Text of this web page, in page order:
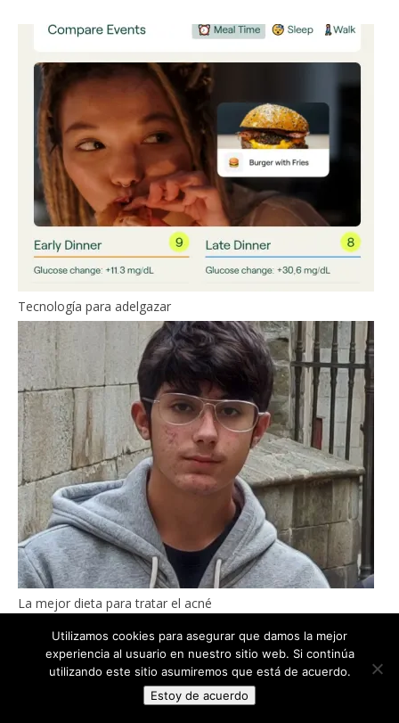
Tecnología para adelgazar
La mejor dieta para tratar el acné
Utilizamos cookies para asegurar que damos la mejor
experiencia al usuario en nuestro sitio web. Si continúa
utilizando este sitio asumiremos que está de acuerdo.
Estoy de acuerdo